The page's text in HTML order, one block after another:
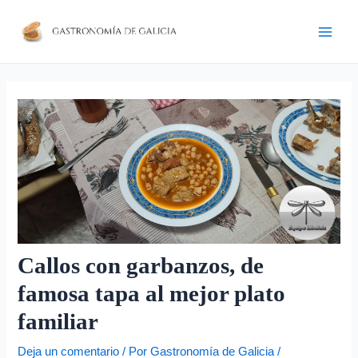
Callos con garbanzos, de
famosa tapa al mejor plato
familiar
Deja un comentario / PorGastronomía de Galicia/
de
c
c
i
ó
n
e
c
o
r